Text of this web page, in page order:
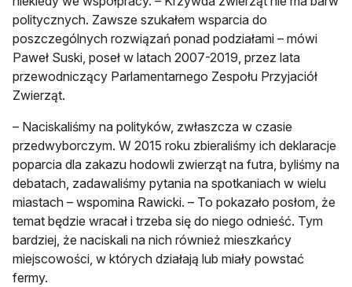
politycznych. Zawsze szukałem wsparcia do
poszczególnych rozwiązań ponad podziałami – mówi
Paweł Suski, poseł w latach 2007-2019, przez lata
przewodniczący Parlamentarnego Zespołu Przyjaciół
Zwierząt.
– Naciskaliśmy na polityków, zwłaszcza w czasie
przedwyborczym. W 2015 roku zbieraliśmy ich deklaracje
poparcia dla zakazu hodowli zwierząt na futra, byliśmy na
debatach, zadawaliśmy pytania na spotkaniach w wielu
miastach – wspomina Rawicki. – To pokazało posłom, że
temat będzie wracał i trzeba się do niego odnieść. Tym
bardziej, że naciskali na nich również mieszkańcy
miejscowości, w których działają lub miały powstać
fermy.